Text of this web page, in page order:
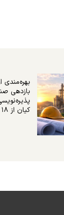
بهره‌مندی
بازدهی
کیان از ۱۸ مرداد ۱۴۰۵